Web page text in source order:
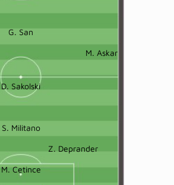
G. San
M. Askar
D. Sakolski
S. Militano
Z. Deprander
M. Cetince